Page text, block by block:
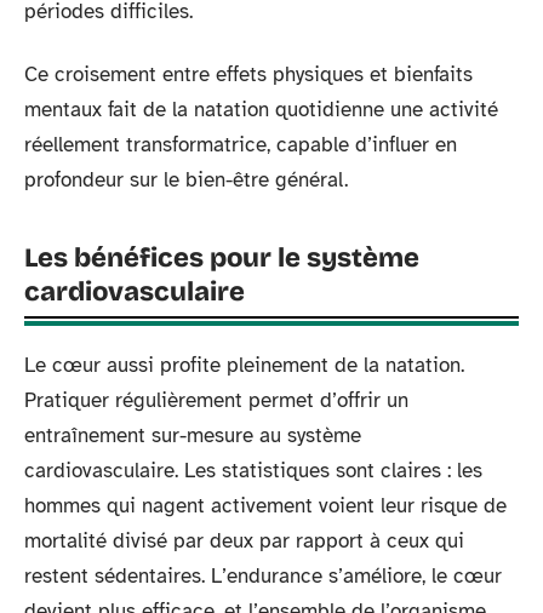
périodes difficiles.
Ce croisement entre effets physiques et bienfaits
mentaux fait de la natation quotidienne une activité
réellement transformatrice, capable d’influer en
profondeur sur le bien-être général.
Les bénéfices pour le système
cardiovasculaire
Le cœur aussi profite pleinement de la natation.
Pratiquer régulièrement permet d’offrir un
entraînement sur-mesure au système
cardiovasculaire. Les statistiques sont claires : les
hommes qui nagent activement voient leur risque de
mortalité divisé par deux par rapport à ceux qui
restent sédentaires. L’endurance s’améliore, le cœur